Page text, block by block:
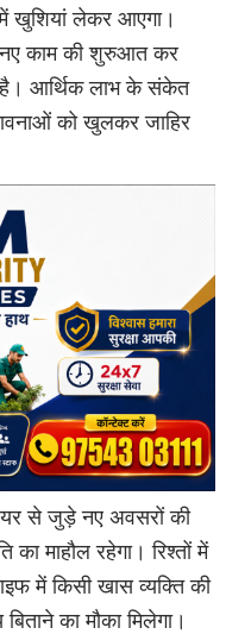
खुशियां लेकर आएगा।
नए काम की शुरुआत कर
है। आर्थिक लाभ के संकेत
को खुलकर जाहिर
से जुड़े नए अवसरों की
का माहौल रहेगा। रिश्तों में
में किसी खास व्यक्ति की
का मौका मिलेगा।